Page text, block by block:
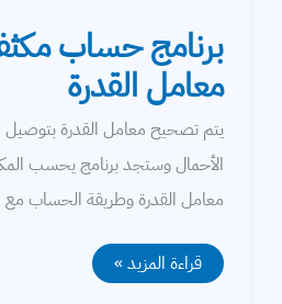
برنامج حساب
معامل القدرة
يتم تصحيح معامل القدرة بتوصيل
الأحمال وستجد برنامج يحسب
معامل القدرة وطريقة الحساب
برنامج
حساب
قراءة المزيد »